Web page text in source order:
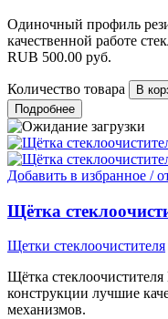
Одиночный профиль
качественной работе
RUB 500.00 руб.
Количество товара
Подробнее
Добавить в избранное /
Щётка
Щетки стеклоочистителя
Щётка
конструкции лучшие
механизмов.